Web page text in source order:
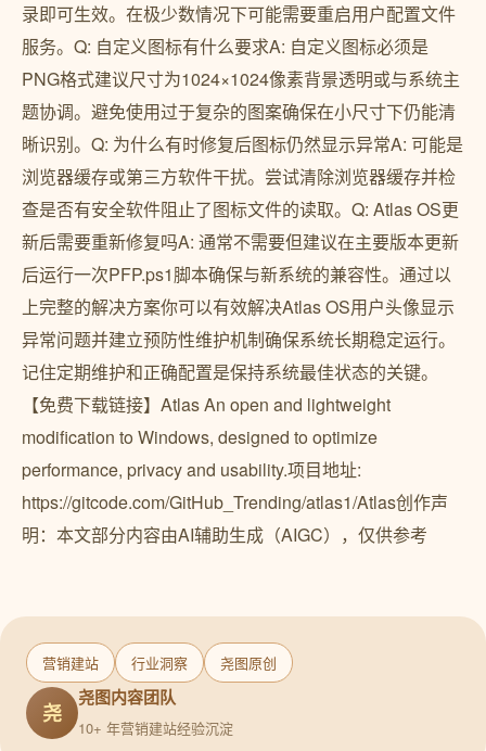
录即可生效。在极少数情况下可能需要重启用户配置文件
服务。Q: 自定义图标有什么要求A: 自定义图标必须是
PNG格式建议尺寸为1024×1024像素背景透明或与系统主
题协调。避免使用过于复杂的图案确保在小尺寸下仍能清
晰识别。Q: 为什么有时修复后图标仍然显示异常A: 可能是
浏览器缓存或第三方软件干扰。尝试清除浏览器缓存并检
查是否有安全软件阻止了图标文件的读取。Q: Atlas OS更
新后需要重新修复吗A: 通常不需要但建议在主要版本更新
后运行一次PFP.ps1脚本确保与新系统的兼容性。通过以
上完整的解决方案你可以有效解决Atlas OS用户头像显示
异常问题并建立预防性维护机制确保系统长期稳定运行。
记住定期维护和正确配置是保持系统最佳状态的关键。
【免费下载链接】Atlas An open and lightweight
modification to Windows, designed to optimize
performance, privacy and usability.项目地址:
https://gitcode.com/GitHub_Trending/atlas1/Atlas创作声
明：本文部分内容由AI辅助生成（AIGC），仅供参考
营销建站 行业洞察 尧图原创
尧
尧图内容团队
10+ 年营销建站经验沉淀